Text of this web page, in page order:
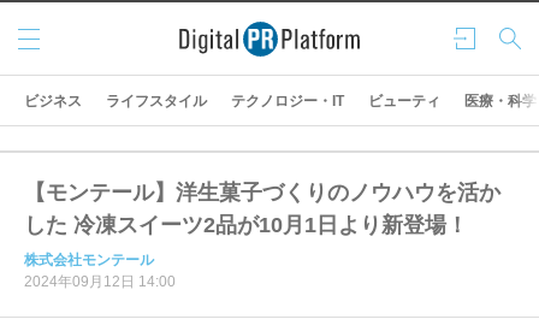
ログ
イン
検索
メニ
ュー
ビジネス ライフスタイル テクノロジー・IT ビューティ 医療・科学
【モンテール】洋生菓子づくりのノウハウを活か
した 冷凍スイーツ2品が10月1日より新登場！
株式会社モンテール
2024年09月12日 14:00